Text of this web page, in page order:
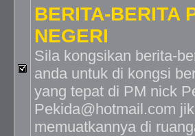
BERITA-BERITA
NEGERI
Sila kongsikan berita-
anda untuk di kongsi
yang tepat di PM nick
Pekida@hotmail.com
memuatkannya di